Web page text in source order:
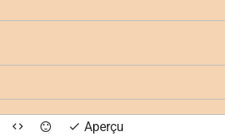
Aperçu